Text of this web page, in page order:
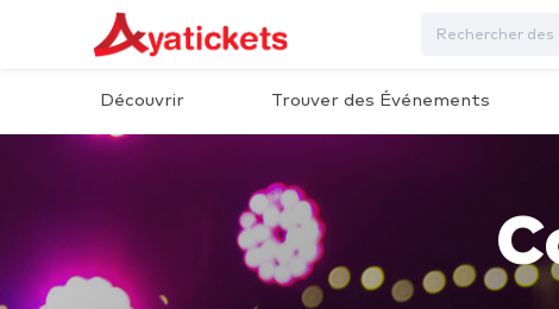
Découvrir Trouver des Événements